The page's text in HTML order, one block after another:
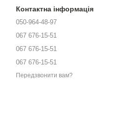
Контактна інформація
050-964-48-97
067 676-15-51
067 676-15-51
067 676-15-51
Передзвонити вам?